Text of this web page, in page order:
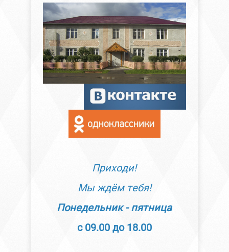
Приходи!
Мы ждём тебя!
Понедельник - пятница
с 09.00 до 18.00